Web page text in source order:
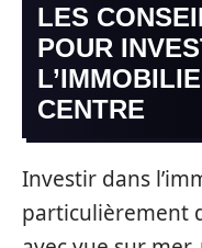
LES
POUR
CENTRE
Investir dans
particulièrement